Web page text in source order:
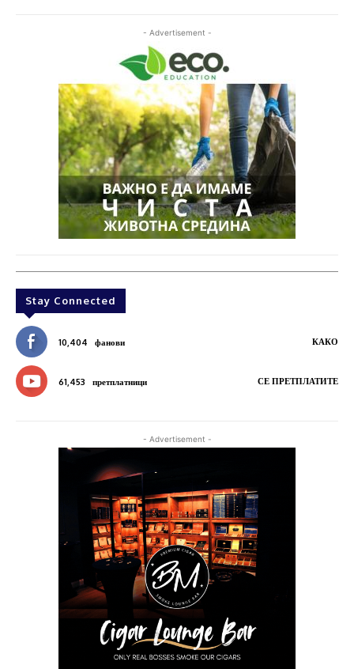
- Advertisement -
Stay Connected
10,404 фанови КАКО
61,453 претплатници СЕ ПРЕТПЛАТИТЕ
- Advertisement -